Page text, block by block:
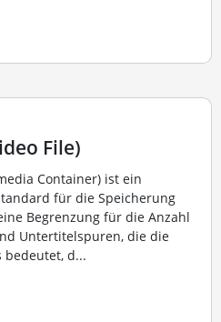
File)
Container) ist ein
für die Speicherung
Begrenzung für die Anzahl
Untertitelspuren, die die
bedeutet, d...